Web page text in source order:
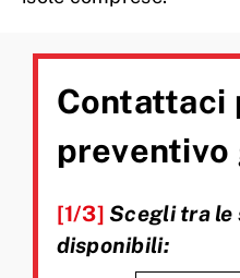
Contattaci
[1/3] Scegli tra le
disponibili: